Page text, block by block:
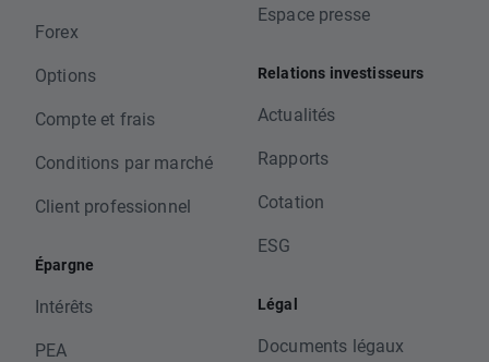
Forex
Options
Compte et frais
Conditions par marché
Client professionnel
Épargne
Intérêts
PEA
Espace presse
Relations investisseurs
Actualités
Rapports
Cotation
ESG
Légal
Documents légaux